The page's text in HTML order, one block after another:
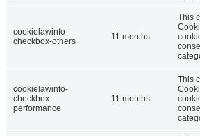
cookielawinfo-
checkbox-others
11 months
This
cookielawinfo-
checkbox-
performance
11 months
This